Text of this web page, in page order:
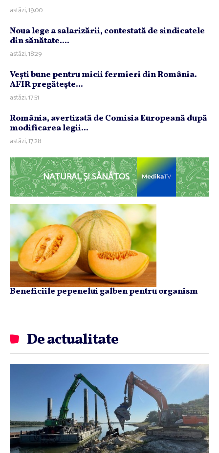
astăzi, 19:00
Noua lege a salarizării, contestată de sindicatele
din sănătate....
astăzi, 18:29
Veşti bune pentru micii fermieri din România.
AFIR pregăteşte...
astăzi, 17:51
România, avertizată de Comisia Europeană după
modificarea legii...
astăzi, 17:28
NATURAL ȘI SĂNĂTOS
Beneficiile pepenelui galben pentru organism
De actualitate